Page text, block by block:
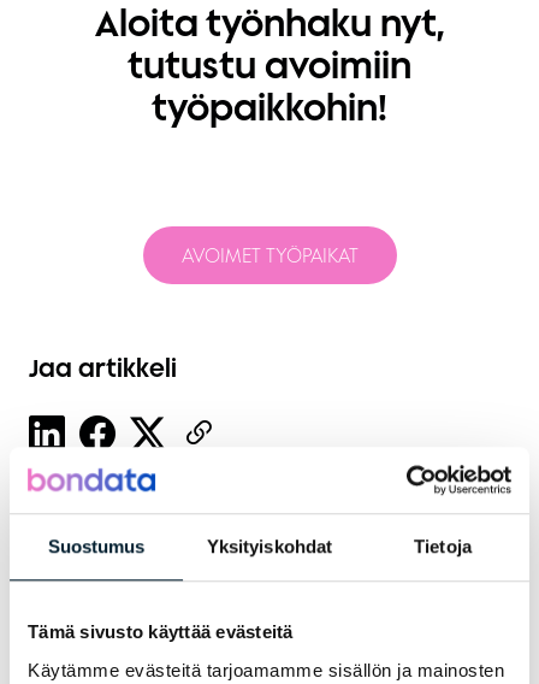
Suostumus Yksityiskohdat Tietoja
Tämä sivusto käyttää evästeitä
Käytämme evästeitä tarjoamamme sisällön ja mainosten
Aloita työnhaku nyt,
tutustu avoimiin
työpaikkohin!
AVOIMET TYÖPAIKAT
Jaa artikkeli
Uusimmat artikkelit